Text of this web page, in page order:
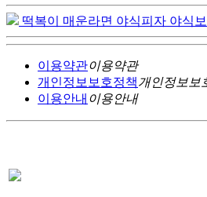
떡복이 매운라면 야식피자 야식
이용약관이용약관
개인정보보호정책개인정보보
이용안내 이용안내